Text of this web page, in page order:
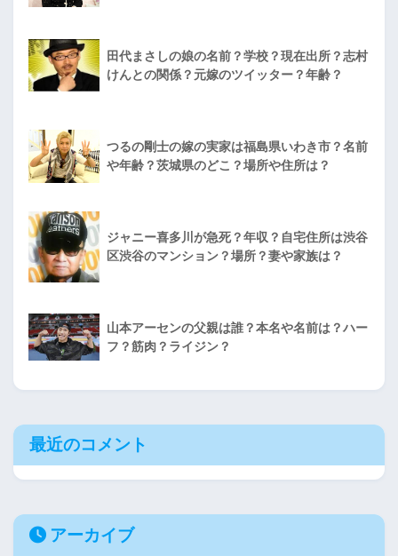
田代まさしの娘の名前？学校？現在出所？志村
けんとの関係？元嫁のツイッター？年齢？
つるの剛士の嫁の実家は福島県いわき市？名前
や年齢？茨城県のどこ？場所や住所は？
ジャニー喜多川が急死？年収？自宅住所は渋谷
区渋谷のマンション？場所？妻や家族は？
山本アーセンの父親は誰？本名や名前は？ハー
フ？筋肉？ライジン？
最近のコメント
アーカイブ